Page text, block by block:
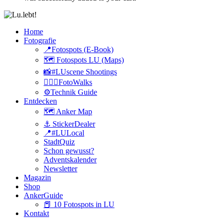
Home
Fotografie
📍Fotospots (E-Book)
🗺️ Fotospots LU (Maps)
📸#LUscene Shootings
🚶🏻‍♂️FotoWalks
⚙️Technik Guide
Entdecken
🗺️ Anker Map
⚓️ StickerDealer
📍#LULocal
StadtQuiz
Schon gewusst?
Adventskalender
Newsletter
Magazin
Shop
AnkerGuide
📕 10 Fotospots in LU
Kontakt